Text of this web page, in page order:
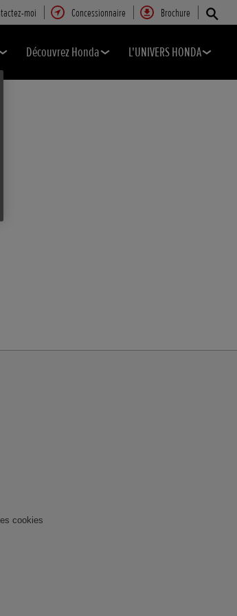
moi Concessionnaire Brochure
Découvrez Honda L'UNIVERS HONDA
cookies